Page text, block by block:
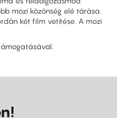
mozi közönség elé tárása.
két film vetítése. A mozi